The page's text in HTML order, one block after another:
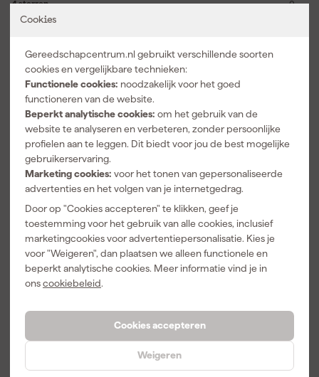
Cookies
Gereedschapcentrum.nl gebruikt verschillende soorten
cookies en vergelijkbare technieken:
Functionele cookies: noodzakelijk voor het goed
functioneren van de website.
Beperkt analytische cookies: om het gebruik van de
website te analyseren en verbeteren, zonder persoonlijke
profielen aan te leggen. Dit biedt voor jou de best mogelijke
gebruikerservaring.
Marketing cookies: voor het tonen van gepersonaliseerde
advertenties en het volgen van je internetgedrag.
Door op "Cookies accepteren" te klikken, geef je
toestemming voor het gebruik van alle cookies, inclusief
marketingcookies voor advertentiepersonalisatie. Kies je
voor "Weigeren", dan plaatsen we alleen functionele en
beperkt analytische cookies. Meer informatie vind je in
onscookiebeleid.
Cookies accepteren
Weigeren
4 sterren
0
3 sterren
5.0
geverifieerd
24-11-2023
Over onze reviews
Vaak gekocht met
Carhartt Pet